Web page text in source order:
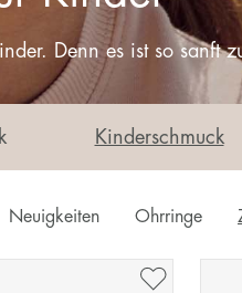
Denn es ist so sanft
Kinderschmuck
Neuigkeiten Ohrringe